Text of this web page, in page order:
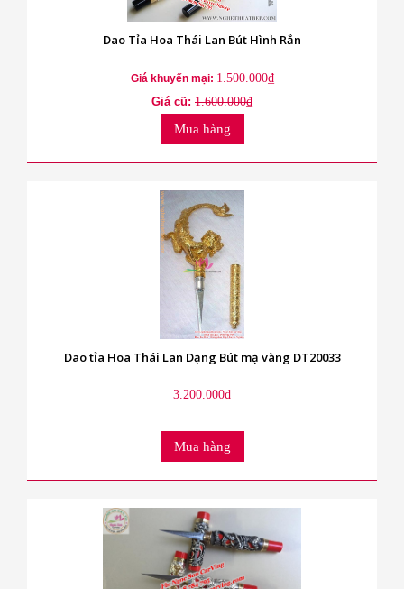
Dao Tỉa Hoa Thái Lan Bút Hình Rắn
Giá khuyến mại: 1.500.000₫
Giá cũ: 1.600.000₫
Mua hàng
Dao tỉa Hoa Thái Lan Dạng Bút mạ vàng DT20033
3.200.000₫
Mua hàng